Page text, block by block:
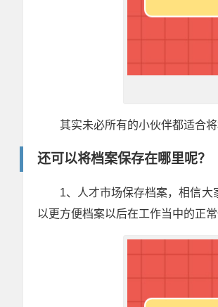
其实未必所有的小伙伴都适合
还可以将档案保存在哪里呢？
1、人才市场保存档案，相信
以更方便档案以后在工作当中的正常